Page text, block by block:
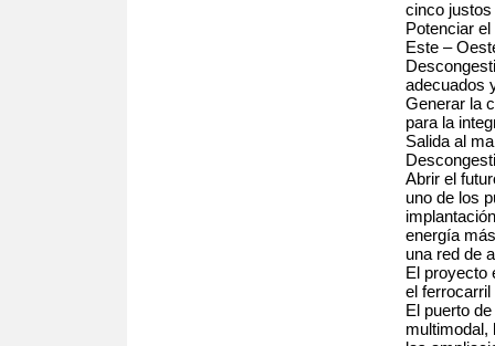
cinco
Potenciar
Este –
adecuados
Generar la
para la
Salida al
Abrir el
uno de los
energía
una red de
El proyecto
el
El puerto
multimodal,